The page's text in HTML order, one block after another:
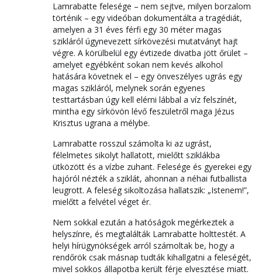
Lamrabatte felesége – nem sejtve, milyen borzalom
történik – egy videóban dokumentálta a tragédiát,
amelyen a 31 éves férfi egy 30 méter magas
szikláról úgynevezett sírkövezési mutatványt hajt
végre. A körülbelül egy évtizede divatba jött őrület –
amelyet egyébként sokan nem kevés alkohol
hatására követnek el – egy önveszélyes ugrás egy
magas szikláról, melynek során egyenes
testtartásban úgy kell elérni lábbal a víz felszínét,
mintha egy sírkövön lévő feszületről maga Jézus
Krisztus ugrana a mélybe.
Lamrabatte rosszul számolta ki az ugrást,
félelmetes sikolyt hallatott, mielőtt sziklákba
ütközött és a vízbe zuhant. Felesége és gyerekei egy
hajóról nézték a sziklát, ahonnan a néhai futballista
leugrott. A feleség sikoltozása hallatszik: „Istenem!”,
mielőtt a felvétel véget ér.
Nem sokkal ezután a hatóságok megérkeztek a
helyszínre, és megtalálták Lamrabatte holttestét. A
helyi hírügynökségek arról számoltak be, hogy a
rendőrök csak másnap tudták kihallgatni a feleségét,
mivel sokkos állapotba került férje elvesztése miatt.